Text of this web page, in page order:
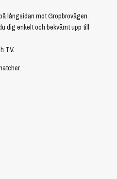
långsidan mot Gropbrovägen.
dig enkelt och bekvämt upp till
TV.